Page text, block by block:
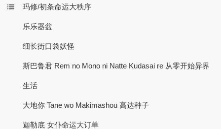
玛修/初条命运大秩序
乐乐器盆
细长街口袋妖怪
斯巴鲁君 Rem no Mono ni Natte Kudasai re 从零开始异界
生活
大地你 Tane wo Makimashou 高达种子
迦勒底 女仆命运大订单